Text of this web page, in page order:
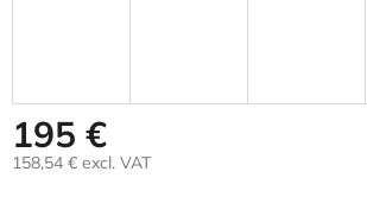
195 €
158,54 € excl. VAT